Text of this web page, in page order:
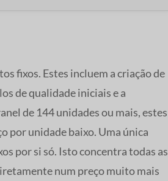
fixos. Estes incluem a criação de
de qualidade iniciais e a
de 144 unidades ou mais, estes
por unidade baixo. Uma única
por si só. Isto concentra todas as
num preço muito mais